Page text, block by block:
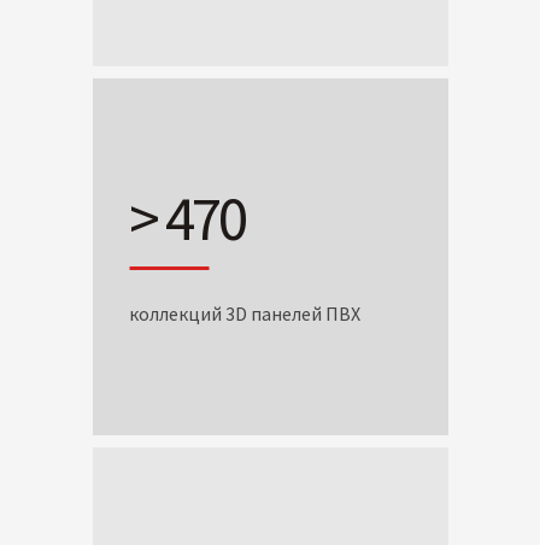
> 470
коллекций 3D панелей ПВХ